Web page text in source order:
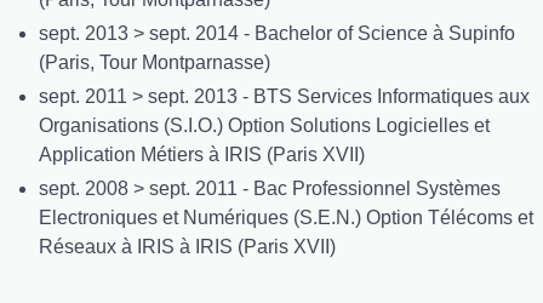
sept. 2013 > sept. 2014 - Bachelor of Science à Supinfo
(Paris, Tour Montparnasse)
sept. 2011 > sept. 2013 - BTS Services Informatiques aux
Organisations (S.I.O.) Option Solutions Logicielles et
Application Métiers à IRIS (Paris XVII)
sept. 2008 > sept. 2011 - Bac Professionnel Systèmes
Electroniques et Numériques (S.E.N.) Option Télécoms et
Réseaux à IRIS à IRIS (Paris XVII)